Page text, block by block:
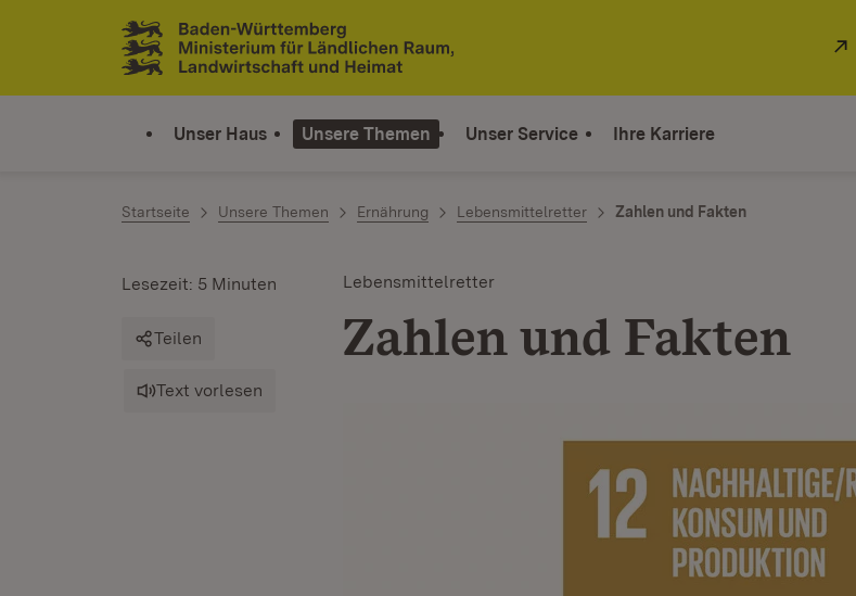
Zum Inhalt springen
Link zur Startseite
Unser Haus Unsere Themen Unser Service Ihre Karriere
Startseite Unsere Themen Ernährung Lebensmittelretter Zahlen und Fakten
Lebensmittelretter
Zahlen und Fakten
Lesezeit: 5 Minuten
Teilen
Text vorlesen